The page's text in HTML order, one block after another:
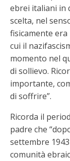
ebrei italiani in
scelta, nel
fisicamente
cui il
momento nel
di sollievo.
importante,
di soffrire”.
Ricorda il
padre che
settembre
comunità